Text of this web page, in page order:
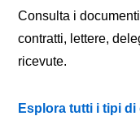
Consulta i
contratti, lettere,
ricevute.
Esplora tutti i tipi